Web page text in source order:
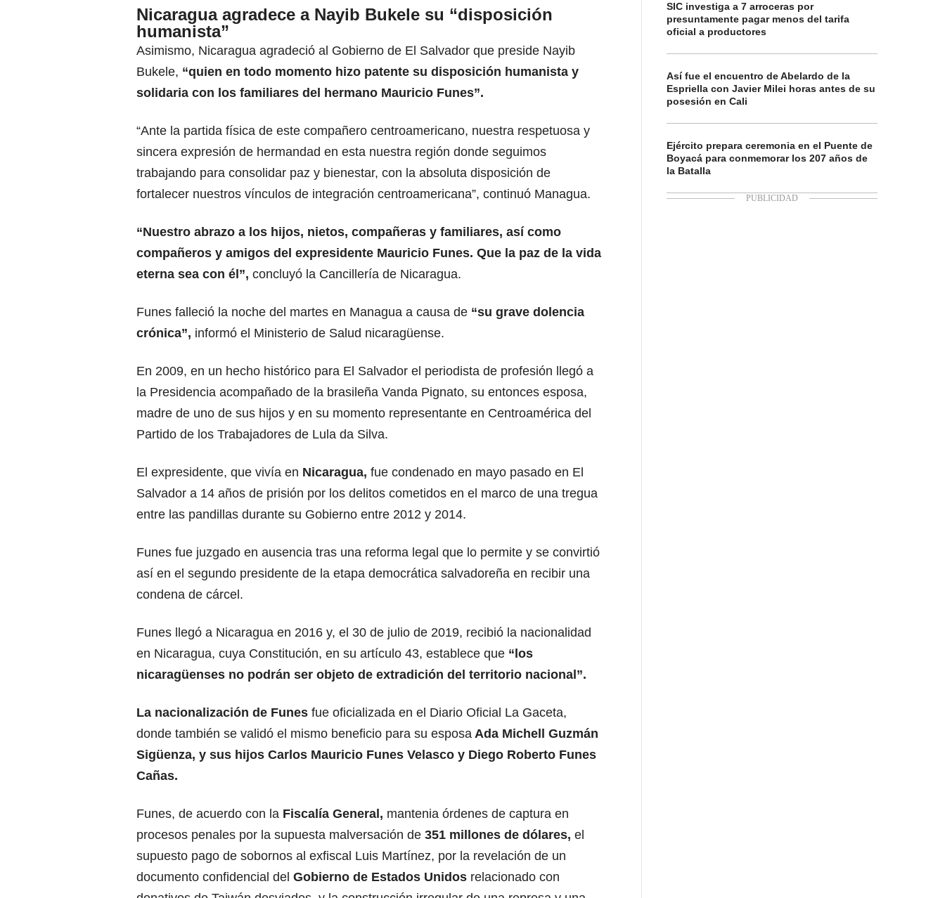
Nicaragua agradece a Nayib Bukele su “disposición
humanista”
Asimismo, Nicaragua agradeció al Gobierno de El Salvador que preside Nayib
Bukele, “quien en todo momento hizo patente su disposición humanista y
solidaria con los familiares del hermano Mauricio Funes”.
“Ante la partida física de este compañero centroamericano, nuestra respetuosa y
sincera expresión de hermandad en esta nuestra región donde seguimos
trabajando para consolidar paz y bienestar, con la absoluta disposición de
fortalecer nuestros vínculos de integración centroamericana”, continuó Managua.
“Nuestro abrazo a los hijos, nietos, compañeras y familiares, así como
compañeros y amigos del expresidente Mauricio Funes. Que la paz de la vida
eterna sea con él”, concluyó la Cancillería de Nicaragua.
Funes falleció la noche del martes en Managua a causa de “su grave dolencia
crónica”, informó el Ministerio de Salud nicaragüense.
En 2009, en un hecho histórico para El Salvador el periodista de profesión llegó a
la Presidencia acompañado de la brasileña Vanda Pignato, su entonces esposa,
madre de uno de sus hijos y en su momento representante en Centroamérica del
Partido de los Trabajadores de Lula da Silva.
El expresidente, que vivía en Nicaragua, fue condenado en mayo pasado en El
Salvador a 14 años de prisión por los delitos cometidos en el marco de una tregua
entre las pandillas durante su Gobierno entre 2012 y 2014.
Funes fue juzgado en ausencia tras una reforma legal que lo permite y se convirtió
así en el segundo presidente de la etapa democrática salvadoreña en recibir una
condena de cárcel.
Funes llegó a Nicaragua en 2016 y, el 30 de julio de 2019, recibió la nacionalidad
en Nicaragua, cuya Constitución, en su artículo 43, establece que “los
nicaragüenses no podrán ser objeto de extradición del territorio nacional”.
La nacionalización de Funes fue oficializada en el Diario Oficial La Gaceta,
donde también se validó el mismo beneficio para su esposa Ada Michell Guzmán
Sigüenza, y sus hijos Carlos Mauricio Funes Velasco y Diego Roberto Funes
Cañas.
Funes, de acuerdo con la Fiscalía General , mantenia órdenes de captura en
procesos penales por la supuesta malversación de 351 millones de dólares, el
supuesto pago de sobornos al exfiscal Luis Martínez, por la revelación de un
documento confidencial del Gobierno de Estados Unidos relacionado con
SIC investiga a 7 arroceras por
presuntamente pagar menos del tarifa
oficial a productores
Así fue el encuentro de Abelardo de la
Espriella con Javier Milei horas antes de su
posesión en Cali
Ejército prepara ceremonia en el Puente de
Boyacá para conmemorar los 207 años de
la Batalla